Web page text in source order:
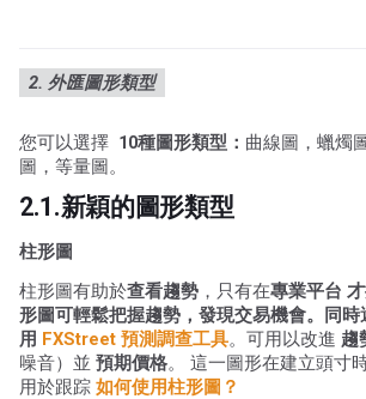
2. 外匯圖形類型
您可以選擇 10種圖形類型： 曲線圖，蠟燭
圖，等量圖。
2.1.新穎的圖形類型
柱形圖
柱形圖有助於查看趨勢 ，只有在專業平台
形圖可輕鬆把握趨勢，發現交易機會。同時
用 FXStreet 預測調查工具。可用以改進 趨
噪音）並 預期價格。 這一圖形在建立頭寸
用於跟踪 如何使用柱形圖？